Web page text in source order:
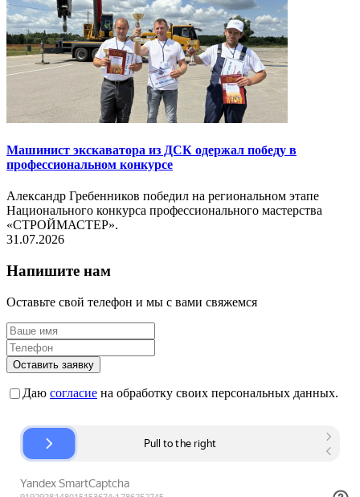
Машинист экскаватора из ДСК одержал победу в
профессиональном конкурсе
Александр Гребенников победил на региональном этапе
Национального конкурса профессионального мастерства
«СТРОЙМАСТЕР».
31.07.2026
Напишите нам
Оставьте свой телефон и мы с вами свяжемся
Оставить заявку
Даю согласие на обработку своих персональных данных.